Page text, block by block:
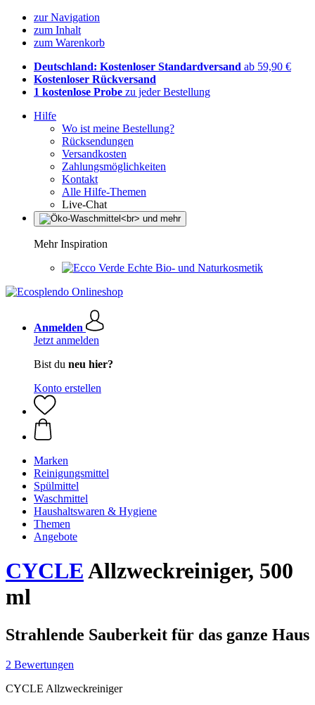
zur Navigation
zum Inhalt
zum Warenkorb
Deutschland: Kostenloser Standardversand ab 59,90 €
Kostenloser Rückversand
1 kostenlose Probe zu jeder Bestellung
Hilfe
Wo ist meine Bestellung?
Rücksendungen
Versandkosten
Zahlungsmöglichkeiten
Kontakt
Alle Hilfe-Themen
Live-Chat
Mehr Inspiration
Echte Bio- und Naturkosmetik
Anmelden
Jetzt anmelden
Bist du neu hier?
Konto erstellen
Marken
Reinigungsmittel
Spülmittel
Waschmittel
Haushaltswaren & Hygiene
Themen
Angebote
CYCLEAllzweckreiniger, 500
ml
Strahlende Sauberkeit für das ganze Haus
2 Bewertungen
CYCLE Allzweckreiniger